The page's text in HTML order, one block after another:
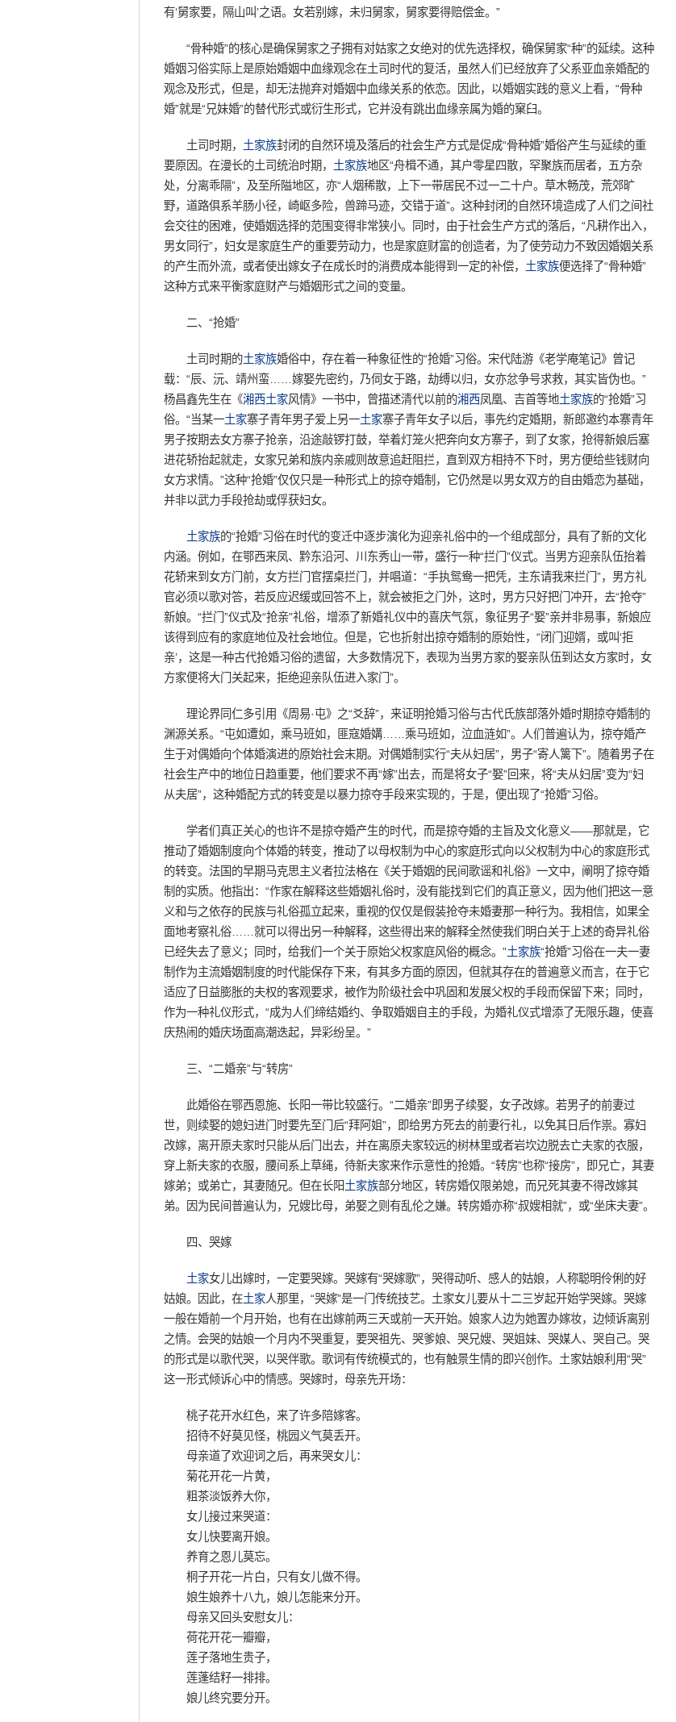
有‘舅家要，隔山叫’之语。女若别嫁，未归舅家，舅家要得赔偿金。”
“骨种婚”的核心是确保舅家之子拥有对姑家之女绝对的优先选择权，确保舅家“种”的延续。这种
婚姻习俗实际上是原始婚姻中血缘观念在土司时代的复活，虽然人们已经放弃了父系亚血亲婚配的
观念及形式，但是，却无法抛弃对婚姻中血缘关系的依恋。因此，以婚姻实践的意义上看，“骨种
婚”就是“兄妹婚”的替代形式或衍生形式，它并没有跳出血缘亲属为婚的窠臼。
土司时期， 土家族封闭的自然环境及落后的社会生产方式是促成“骨种婚”婚俗产生与延续的重
要原因。在漫长的土司统治时期， 土家族地区“舟楫不通，其户零星四散，罕聚族而居者，五方杂
处，分离乖隔”，及至所隘地区，亦“人烟稀散，上下一带居民不过一二十户。草木畅茂，荒郊旷
野，道路俱系羊肠小径，崎岖多险，兽蹄马迹，交错于道”。这种封闭的自然环境造成了人们之间社
会交往的困难，使婚姻选择的范围变得非常狭小。同时，由于社会生产方式的落后，“凡耕作出入，
男女同行”，妇女是家庭生产的重要劳动力，也是家庭财富的创造者，为了使劳动力不致因婚姻关系
的产生而外流，或者使出嫁女子在成长时的消费成本能得到一定的补偿， 土家族便选择了“骨种婚”
这种方式来平衡家庭财产与婚姻形式之间的变量。
二、“抢婚”
土司时期的土家族婚俗中，存在着一种象征性的“抢婚”习俗。宋代陆游《老学庵笔记》曾记
载：“辰、沅、靖州蛮……嫁娶先密约，乃伺女于路，劫缚以归，女亦忿争号求救，其实皆伪也。”
杨昌鑫先生在《湘西土家风情》一书中，曾描述清代以前的湘西凤凰、吉首等地土家族的“抢婚”习
俗。“当某一土家寨子青年男子爱上另一土家寨子青年女子以后，事先约定婚期，新郎邀约本寨青年
男子按期去女方寨子抢亲，沿途敲锣打鼓，举着灯笼火把奔向女方寨子，到了女家，抢得新娘后塞
进花轿抬起就走，女家兄弟和族内亲戚则故意追赶阻拦，直到双方相持不下时，男方便给些钱财向
女方求情。”这种“抢婚”仅仅只是一种形式上的掠夺婚制，它仍然是以男女双方的自由婚恋为基础，
并非以武力手段抢劫或俘获妇女。
土家族的“抢婚”习俗在时代的变迁中逐步演化为迎亲礼俗中的一个组成部分，具有了新的文化
内涵。例如，在鄂西来凤、黔东沿河、川东秀山一带，盛行一种“拦门”仪式。当男方迎亲队伍抬着
花轿来到女方门前，女方拦门官摆桌拦门，并唱道：“手执鸳鸯一把凭，主东请我来拦门”，男方礼
官必须以歌对答，若反应迟缓或回答不上，就会被拒之门外，这时，男方只好把门冲开，去“抢夺”
新娘。“拦门”仪式及“抢亲”礼俗，增添了新婚礼仪中的喜庆气氛，象征男子“娶”亲并非易事，新娘应
该得到应有的家庭地位及社会地位。但是，它也折射出掠夺婚制的原始性，“闭门迎婿，或叫‘拒
亲’，这是一种古代抢婚习俗的遗留，大多数情况下，表现为当男方家的娶亲队伍到达女方家时，女
方家便将大门关起来，拒绝迎亲队伍进入家门”。
理论界同仁多引用《周易·屯》之“爻辞”，来证明抢婚习俗与古代氏族部落外婚时期掠夺婚制的
渊源关系。“屯如遭如，乘马班如，匪寇婚媾……乘马班如，泣血涟如”。人们普遍认为，掠夺婚产
生于对偶婚向个体婚演进的原始社会末期。对偶婚制实行“夫从妇居”，男子“寄人篱下”。随着男子在
社会生产中的地位日趋重要，他们要求不再“嫁”出去，而是将女子“娶”回来，将“夫从妇居”变为“妇
从夫居”，这种婚配方式的转变是以暴力掠夺手段来实现的，于是，便出现了“抢婚”习俗。
学者们真正关心的也许不是掠夺婚产生的时代，而是掠夺婚的主旨及文化意义——那就是，它
推动了婚姻制度向个体婚的转变，推动了以母权制为中心的家庭形式向以父权制为中心的家庭形式
的转变。法国的早期马克思主义者拉法格在《关于婚姻的民间歌谣和礼俗》一文中，阐明了掠夺婚
制的实质。他指出：“作家在解释这些婚姻礼俗时，没有能找到它们的真正意义，因为他们把这一意
义和与之依存的民族与礼俗孤立起来，重视的仅仅是假装抢夺未婚妻那一种行为。我相信，如果全
面地考察礼俗……就可以得出另一种解释，这些得出来的解释全然使我们明白关于上述的奇异礼俗
已经失去了意义；同时，给我们一个关于原始父权家庭风俗的概念。”土家族“抢婚”习俗在一夫一妻
制作为主流婚姻制度的时代能保存下来，有其多方面的原因，但就其存在的普遍意义而言，在于它
适应了日益膨胀的夫权的客观要求，被作为阶级社会中巩固和发展父权的手段而保留下来；同时，
作为一种礼仪形式，“成为人们缔结婚约、争取婚姻自主的手段，为婚礼仪式增添了无限乐趣，使喜
庆热闹的婚庆场面高潮迭起，异彩纷呈。”
三、“二婚亲”与“转房”
此婚俗在鄂西恩施、长阳一带比较盛行。“二婚亲”即男子续娶，女子改嫁。若男子的前妻过
世，则续娶的媳妇进门时要先至门后“拜阿姐”，即给男方死去的前妻行礼，以免其日后作祟。寡妇
改嫁，离开原夫家时只能从后门出去，并在离原夫家较远的树林里或者岩坎边脱去亡夫家的衣服，
穿上新夫家的衣服，腰间系上草绳，待新夫家来作示意性的抢婚。“转房”也称“接房”，即兄亡，其妻
嫁弟；或弟亡，其妻随兄。但在长阳土家族部分地区，转房婚仅限弟媳，而兄死其妻不得改嫁其
弟。因为民间普遍认为，兄嫂比母，弟娶之则有乱伦之嫌。转房婚亦称“叔嫂相就”，或“坐床夫妻”。
四、哭嫁
土家女儿出嫁时，一定要哭嫁。哭嫁有“哭嫁歌”，哭得动听、感人的姑娘，人称聪明伶俐的好
姑娘。因此，在土家人那里，“哭嫁”是一门传统技艺。土家女儿要从十二三岁起开始学哭嫁。哭嫁
一般在婚前一个月开始，也有在出嫁前两三天或前一天开始。娘家人边为她置办嫁妆，边倾诉离别
之情。会哭的姑娘一个月内不哭重复，要哭祖先、哭爹娘、哭兄嫂、哭姐妹、哭媒人、哭自己。哭
的形式是以歌代哭，以哭伴歌。歌词有传统模式的，也有触景生情的即兴创作。土家姑娘利用“哭”
这一形式倾诉心中的情感。哭嫁时，母亲先开场：
桃子花开水红色，来了许多陪嫁客。
招待不好莫见怪，桃园义气莫丢开。
母亲道了欢迎词之后，再来哭女儿：
菊花开花一片黄，
粗茶淡饭养大你，
女儿接过来哭道：
女儿快要离开娘。
养育之恩儿莫忘。
桐子开花一片白，只有女儿做不得。
娘生娘养十八九，娘儿怎能来分开。
母亲又回头安慰女儿：
荷花开花一瓣瓣，
莲子落地生贵子，
莲蓬结籽一排排。
娘儿终究要分开。